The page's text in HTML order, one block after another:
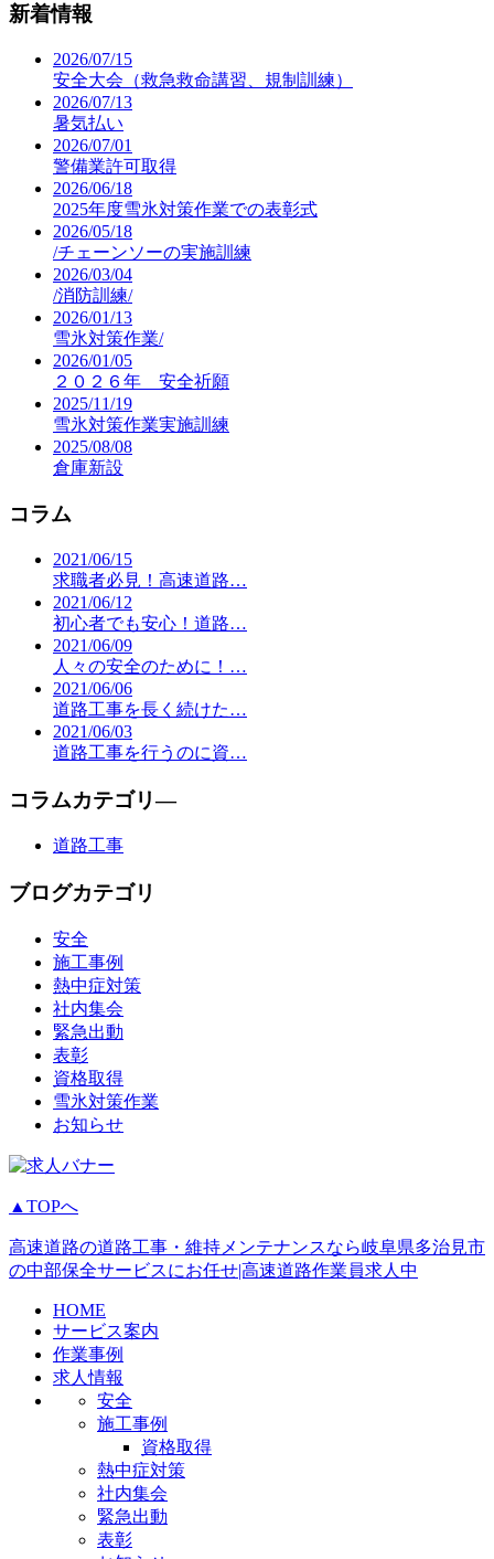
新着情報
2026/07/15
安全大会（救急救命講習、規制訓練）
2026/07/13
暑気払い
2026/07/01
警備業許可取得
2026/06/18
2025年度雪氷対策作業での表彰式
2026/05/18
/チェーンソーの実施訓練
2026/03/04
/消防訓練/
2026/01/13
雪氷対策作業/
2026/01/05
２０２６年 安全祈願
2025/11/19
雪氷対策作業実施訓練
2025/08/08
倉庫新設
コラム
2021/06/15
求職者必見！高速道路…
2021/06/12
初心者でも安心！道路…
2021/06/09
人々の安全のために！…
2021/06/06
道路工事を長く続けた…
2021/06/03
道路工事を行うのに資…
コラムカテゴリ―
道路工事
ブログカテゴリ
安全
施工事例
熱中症対策
社内集会
緊急出動
表彰
資格取得
雪氷対策作業
お知らせ
▲TOPへ
高速道路の道路工事・維持メンテナンスなら岐阜県多治見市
の中部保全サービスにお任せ|高速道路作業員求人中
HOME
サービス案内
作業事例
求人情報
安全
施工事例
資格取得
熱中症対策
社内集会
緊急出動
表彰